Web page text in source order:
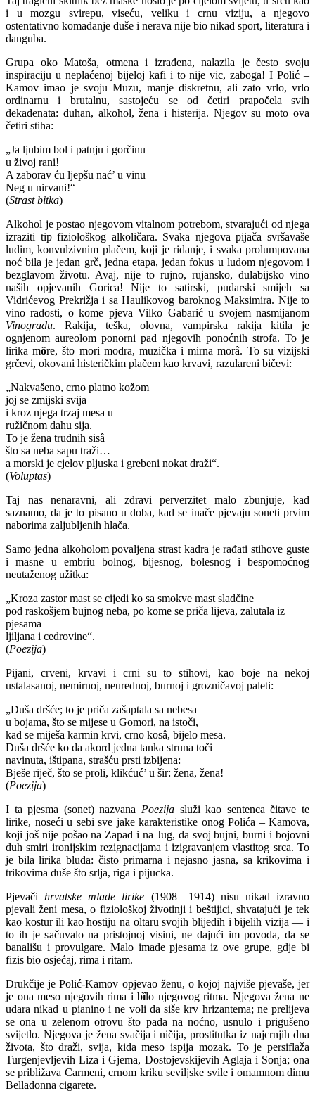
i u mozgu svirepu, viseću, veliku i crnu viziju, a njegovo
ostentativno komadanje duše i nerava nije bio nikad sport, literatura i
danguba.
Grupa oko Matoša, otmena i izrađena, nalazila je često svoju
inspiraciju u neplaćenoj bijeloj kafi i to nije vic, zaboga! I Polić –
Kamov imao je svoju Muzu, manje diskretnu, ali zato vrlo, vrlo
ordinarnu i brutalnu, sastojeću se od četiri prapočela svih
dekadenata: duhan, alkohol, žena i histerija. Njegov su moto ova
četiri stiha:
„Ja ljubim bol i patnju i gorčinu
u živoj rani!
A zaborav ću ljepšu nać’ u vinu
Neg u nirvani!“
(Strast bitka)
Alkohol je postao njegovom vitalnom potrebom, stvarajući od njega
izraziti tip fiziološkog alkoličara. Svaka njegova pijača svršavaše
ludim, konvulzivnim plačem, koji je ridanje, i svaka prolumpovana
noć bila je jedan grč, jedna etapa, jedan fokus u ludom njegovom i
bezglavom životu. Avaj, nije to rujno, rujansko, đulabijsko vino
naših opjevanih Gorica! Nije to satirski, pudarski smijeh sa
Vidrićevog Prekrižja i sa Haulikovog baroknog Maksimira. Nije to
vino radosti, o kome pjeva Vilko Gabarić u svojem nasmijanom
Vinogradu. Rakija, teška, olovna, vampirska rakija kitila je
ognjenom aureolom ponorni pad njegovih ponoćnih strofa. To je
lirika mȍre, što mori modra, muzička i mirna morâ. To su vizijski
grčevi, okovani histeričkim plačem kao krvavi, razulareni bičevi:
„Nakvašeno, crno platno kožom
joj se zmijski svija
i kroz njega trzaj mesa u
ružičnom dahu sija.
To je žena trudnih sisâ
što sa neba sapu traži…
a morski je cjelov pljuska i grebeni nokat draži“.
(Voluptas)
Taj nas nenaravni, ali zdravi perverzitet malo zbunjuje, kad
saznamo, da je to pisano u doba, kad se inače pjevaju soneti prvim
naborima zaljubljenih hlača.
Samo jedna alkoholom povaljena strast kadra je rađati stihove guste
i masne u embriu bolnog, bijesnog, bolesnog i bespomoćnog
neutaženog užitka:
„Kroza zastor mast se cijedi ko sa smokve mast sladčine
pod raskošjem bujnog neba, po kome se priča lijeva, zalutala iz
pjesama
ljiljana i cedrovine“.
(Poezija)
Pijani, crveni, krvavi i crni su to stihovi, kao boje na nekoj
ustalasanoj, nemirnoj, neurednoj, burnoj i grozničavoj paleti:
„Duša dršće; to je priča zašaptala sa nebesa
u bojama, što se mijese u Gomori, na istoči,
kad se miješa karmin krvi, crno kosâ, bijelo mesa.
Duša dršće ko da akord jedna tanka struna toči
navinuta, ištipana, strašću prsti izbijena:
Bješe riječ, što se proli, klikćuć’ u šir: žena, žena!
(Poezija)
I ta pjesma (sonet) nazvana Poezija služi kao sentenca čitave te
lirike, noseći u sebi sve jake karakteristike onog Polića – Kamova,
koji još nije pošao na Zapad i na Jug, da svoj bujni, burni i bojovni
duh smiri ironijskim rezignacijama i izigravanjem vlastitog srca. To
je bila lirika bluda: čisto primarna i nejasno jasna, sa krikovima i
trikovima duše što srlja, riga i pijucka.
Pjevačihrvatske mlade lirike (1908—1914) nisu nikad izravno
pjevali ženi mesa, o fiziološkoj životinji i beštijici, shvatajući je tek
kao kostur ili kao hostiju na oltaru svojih blijedih i bijelih vizija — i
to ih je sačuvalo na pristojnoj visini, ne dajući im povoda, da se
banališu i provulgare. Malo imade pjesama iz ove grupe, gdje bi
fizis bio osjećaj, rima i ritam.
Drukčije je Polić-Kamov opjevao ženu, o kojoj najviše pjevaše, jer
je ona meso njegovih rima i bȉlo njegovog ritma. Njegova žena ne
udara nikad u pianino i ne voli da siše krv hrizantema; ne prelijeva
se ona u zelenom otrovu što pada na noćno, usnulo i prigušeno
svijetlo. Njegova je žena svačija i ničija, prostitutka iz najcrnjih dna
života, što draži, svija, kida meso ispija mozak. To je persiflaža
Turgenjevljevih Liza i Gjema, Dostojevskijevih Aglaja i Sonja; ona
se približava Carmeni, crnom kriku seviljske svile i omamnom dimu
Belladonna cigarete.